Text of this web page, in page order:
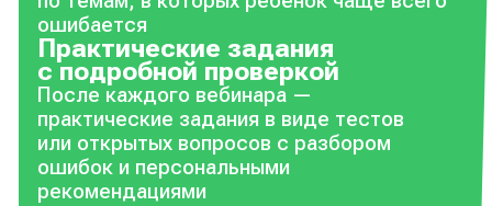
ошибается
Практические задания
с подробной проверкой
После каждого вебинара —
практические задания в виде тестов
или открытых вопросов с разбором
ошибок и персональными
рекомендациями